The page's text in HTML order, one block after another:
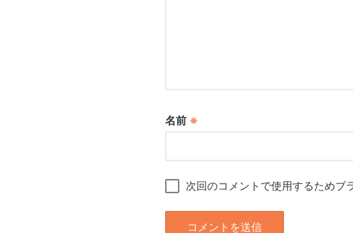
名前 ※
次回のコメントで使用するためブ